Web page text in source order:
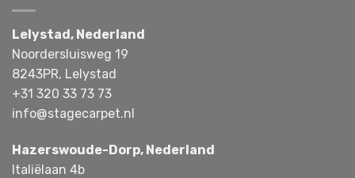
Lelystad, Nederland
Noordersluisweg 19
8243PR, Lelystad
+31 320 33 73 73
info@stagecarpet.nl
Hazerswoude-Dorp, Nederland
Italiëlaan 4b